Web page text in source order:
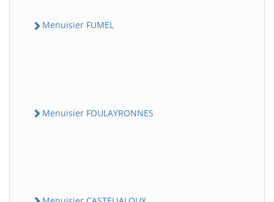
Menuisier FUMEL
Menuisier FOULAYRONNES